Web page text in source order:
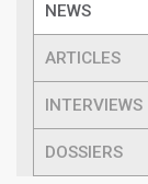
NEWS
ARTICLES
INTERVIEWS
DOSSIERS